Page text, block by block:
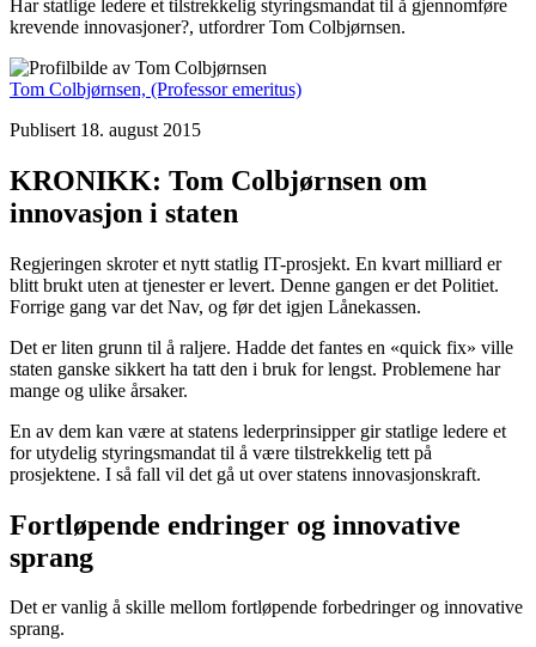
Har statlige ledere et tilstrekkelig styringsmandat til å gjennomføre
krevende innovasjoner?, utfordrer Tom Colbjørnsen.
Tom Colbjørnsen, (Professor emeritus)
Publisert 18. august 2015
KRONIKK: Tom Colbjørnsen om
innovasjon i staten
Regjeringen skroter et nytt statlig IT-prosjekt. En kvart milliard er
blitt brukt uten at tjenester er levert. Denne gangen er det Politiet.
Forrige gang var det Nav, og før det igjen Lånekassen.
Det er liten grunn til å raljere. Hadde det fantes en «quick fix» ville
staten ganske sikkert ha tatt den i bruk for lengst. Problemene har
mange og ulike årsaker.
En av dem kan være at statens lederprinsipper gir statlige ledere et
for utydelig styringsmandat til å være tilstrekkelig tett på
prosjektene. I så fall vil det gå ut over statens innovasjonskraft.
Fortløpende endringer og innovative
sprang
Det er vanlig å skille mellom fortløpende forbedringer og innovative
sprang.